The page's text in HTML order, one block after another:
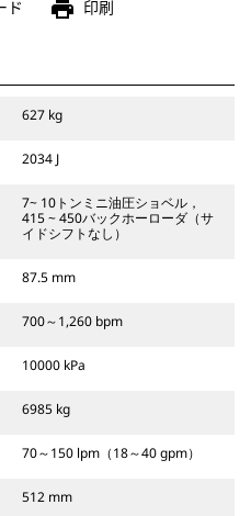
ド print 印刷
627 kg
2034 J
7~ 10トンミニ油圧ショベル，
415 ~ 450バックホーローダ（サ
イドシフトなし）
87.5 mm
700～1,260 bpm
10000 kPa
6985 kg
70～150 lpm（18～40 gpm）
512 mm